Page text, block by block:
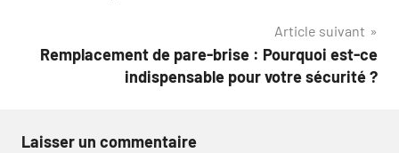
Article suivant
Remplacement de pare-brise : Pourquoi est-ce
indispensable pour votre sécurité ?
Laisser un commentaire